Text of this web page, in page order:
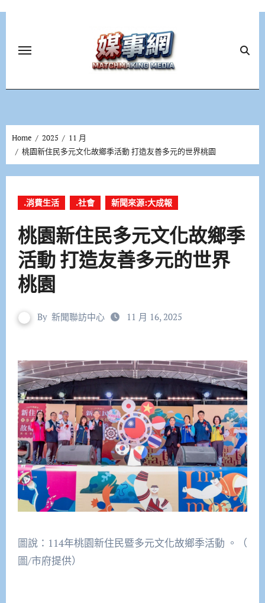
Home 2025
11 月
桃園新住民多元文化故鄉季活動 打造友善多元的世界桃園
.消費生活 .社會 新聞來源:大成報
桃園新住民多元文化故鄉季
活動 打造友善多元的世界
桃園
By 新聞聯訪中心 11 月 16, 2025
圖說：114年桃園新住民暨多元文化故鄉季活動 。（
圖/市府提供）